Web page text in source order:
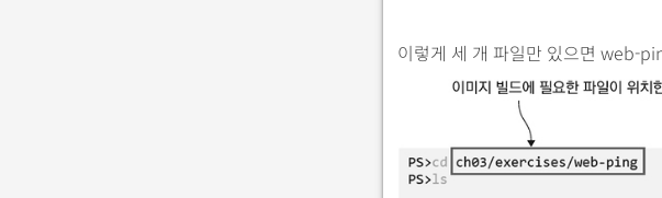
s
이렇게 세 개 파일만 있으면 web-